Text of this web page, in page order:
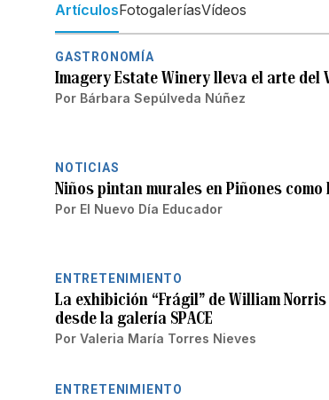
ArtículosFotogaleríasVídeos
GASTRONOMÍA
Imagery Estate Winery lleva el arte del
Por Bárbara Sepúlveda Núñez
NOTICIAS
Niños pintan murales en Piñones
Por El Nuevo Día Educador
ENTRETENIMIENTO
La exhibición “Frágil” de William
desde la galería SPACE
Por Valeria María Torres Nieves
ENTRETENIMIENTO